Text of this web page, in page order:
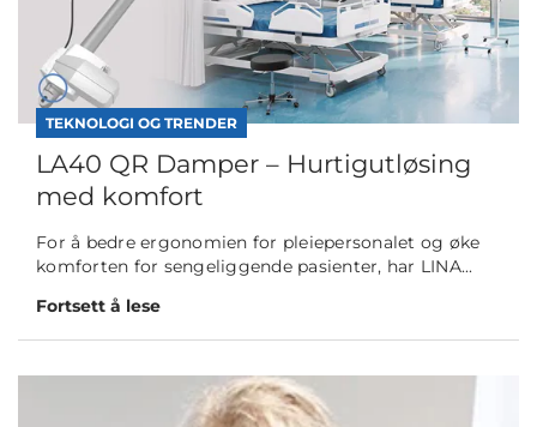
TEKNOLOGI OG TRENDER
LA40 QR Damper – Hurtigutløsing
med komfort
For å bedre ergonomien for pleiepersonalet og øke
komforten for sengeliggende pasienter, har LINA...
Fortsett å lese